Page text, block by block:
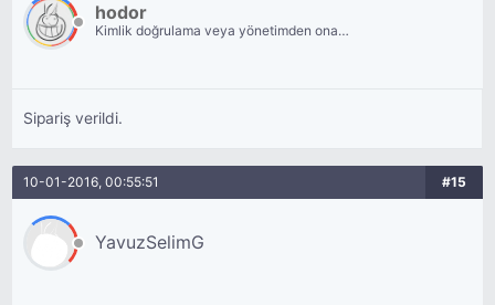
hodor
Kimlik doğrulama veya yönetimden onay
Sipariş verildi.
10-01-2016, 00:55:51 #15
YavuzSelimG